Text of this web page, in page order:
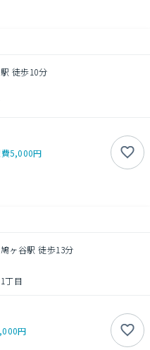
徒歩10分
5,000円
ヶ谷駅 徒歩13分
丁目
円